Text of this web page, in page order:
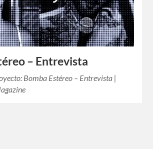
– Entrevista
Bomba Estéreo – Entrevista |